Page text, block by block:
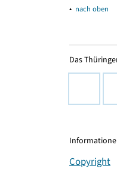
▴ nach oben
Das
Copyright